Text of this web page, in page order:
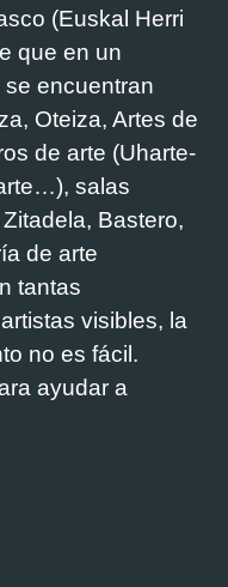
(Euskal Herri
que en un
encuentran
Oteiza, Artes de
de arte (Uharte-
salas
Bastero,
de arte
tantas
visibles, la
no es fácil.
ayudar a